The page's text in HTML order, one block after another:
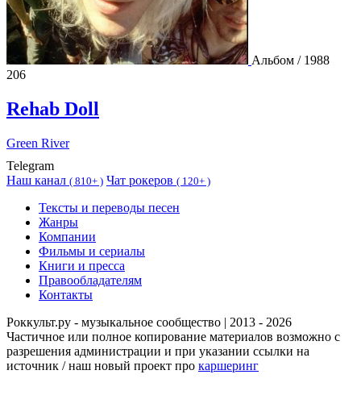
Альбом / 1988
206
Rehab Doll
Green River
Telegram
Наш канал ( 810+ ) Чат рокеров ( 120+ )
Тексты и переводы песен
Жанры
Компании
Фильмы и сериалы
Книги и пресса
Правообладателям
Контакты
Роккульт.ру - музыкальное сообщество | 2013 - 2026
Частичное или полное копирование материалов возможно с
разрешения администрации и при указании ссылки на
источник / наш новый проект про каршеринг